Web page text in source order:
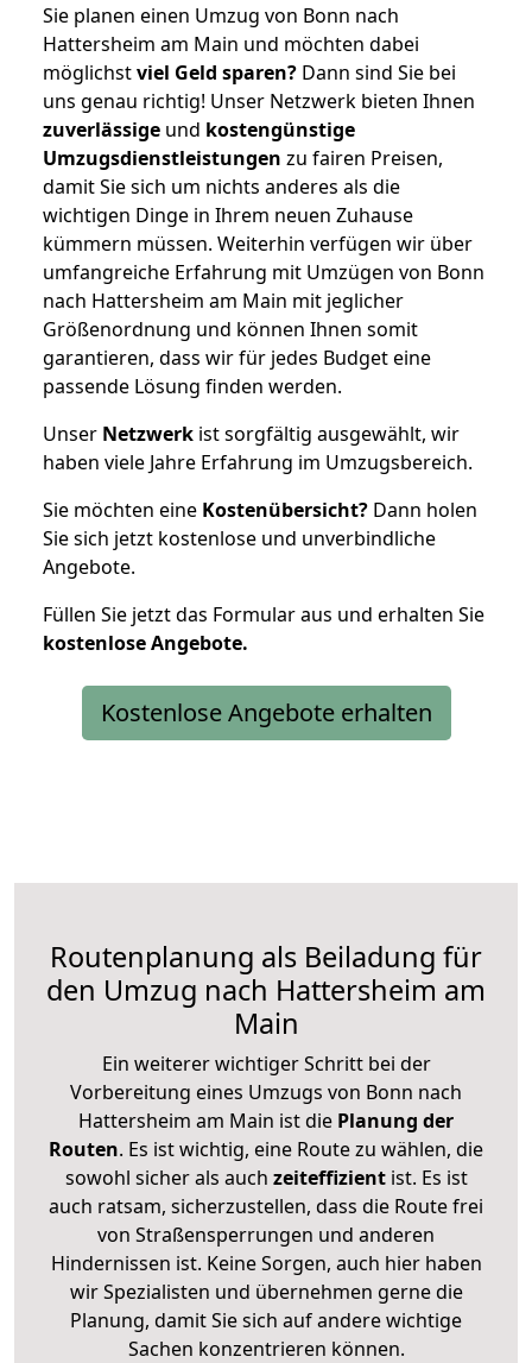
Sie planen einen Umzug von Bonn nach
Hattersheim am Main und möchten dabei
möglichstviel Geld sparen? Dann sind Sie bei
uns genau richtig! Unser Netzwerk bieten Ihnen
zuverlässige und kostengünstige
Umzugsdienstleistungen zu fairen Preisen,
damit Sie sich um nichts anderes als die
wichtigen Dinge in Ihrem neuen Zuhause
kümmern müssen. Weiterhin verfügen wir über
umfangreiche Erfahrung mit Umzügen von Bonn
nach Hattersheim am Main mit jeglicher
Größenordnung und können Ihnen somit
garantieren, dass wir für jedes Budget eine
passende Lösung finden werden.
Unser Netzwerk ist sorgfältig ausgewählt, wir
haben viele Jahre Erfahrung im Umzugsbereich.
Sie möchten eine Kostenübersicht? Dann holen
Sie sich jetzt kostenlose und unverbindliche
Angebote.
Füllen Sie jetzt das Formular aus und erhalten Sie
kostenloseAngebote.
Kostenlose Angebote erhalten
Routenplanung als Beiladung für
den Umzug nach Hattersheim am
Main
Ein weiterer wichtiger Schritt bei der
Vorbereitung eines Umzugs von Bonn nach
Hattersheim am Main ist die Planung der
Routen. Es ist wichtig, eine Route zu wählen, die
sowohl sicher als auch zeiteffizientist. Es ist
auch ratsam, sicherzustellen, dass die Route frei
von Straßensperrungen und anderen
Hindernissen ist. Keine Sorgen, auch hier haben
wir Spezialisten und übernehmen gerne die
Planung, damit Sie sich auf andere wichtige
Sachen konzentrieren können.